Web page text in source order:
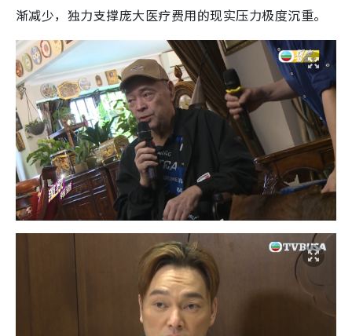
渐减少，独力支撑庞大医疗费用的现实压力极度沉重。